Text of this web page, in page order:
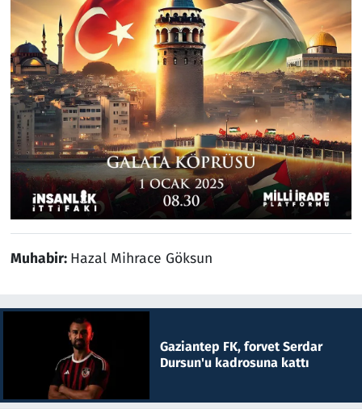
Muhabir: Hazal Mihrace Göksun
Gaziantep FK, forvet Serdar
Dursun'u kadrosuna kattı